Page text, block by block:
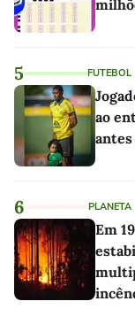
5 FUTEBOL
ao
6 PLANETA
Em